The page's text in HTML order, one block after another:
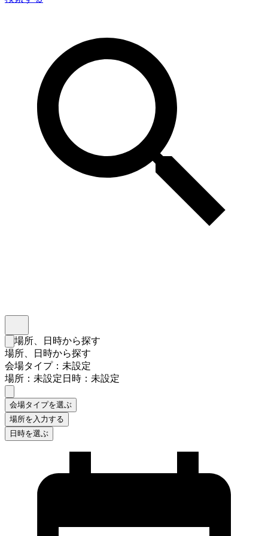
検索フォームを閉じる
場所、日時から探す
場所、日時から探す
会場タイプ：未設定
場所：未設定日時：未設定
会場タイプを選ぶ
場所を入力する
日時を選ぶ